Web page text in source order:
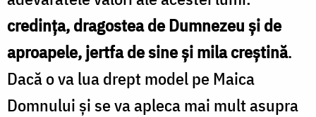
credința, dragostea de Dumnezeu și de
aproapele, jertfa de sine și mila creștină.
Dacă o va lua drept model pe Maica
Domnului și se va apleca mai mult asupra